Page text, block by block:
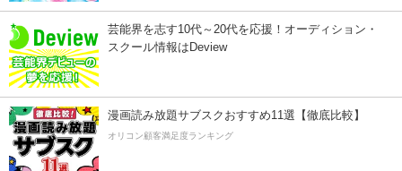
芸能界を志す10代～20代を応援！オーディション・
スクール情報はDeview
漫画読み放題サブスクおすすめ11選【徹底比較】
オリコン顧客満足度ランキング